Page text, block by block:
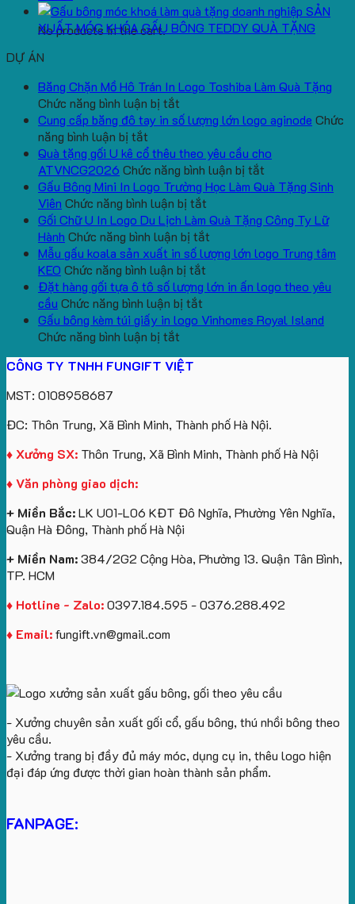
No products in the cart.
SẢN
XUẤT MÓC KHÓA GẤU BÔNG TEDDY QUÀ TẶNG
DỰ ÁN
Băng Chặn Mồ Hô Trán In Logo Toshiba Làm Quà Tặng
Chức năng bình luận bị tắt
Băng
Mồ
Hô
Trán
In
Logo
Toshiba
Làm
Quà
Tặng
Cung cấp băng đô tay in số lượng lớn logo aginode Chức
năng bình luận bị tắt
Cung
cấp
băng
đô
tay
in
số
lượng
lớn
logo
aginode
Quà tặng gối U kê cổ thêu theo yêu cầu cho
ATVNCG2026 Chức năng bình luận bị tắt
Quà
gối
kê
thêu
yêu
Gấu Bông Mini In Logo Trường Học Làm Quà Tặng Sinh
Viên Chức năng bình luận bị tắt
Gấu
Bông
Mini
Logo
Học
Gối Chữ U In Logo Du Lịch Làm Quà Tặng Công Ty Lữ
Hành Chức năng bình luận bị tắt
Gối
U
Logo
Công
Ty
Lữ
Mẫu gấu koala sản xuất in số lượng lớn logo Trung tâm
KEO Chức năng bình luận bị tắt
Mẫu
koala
lớn
logo
Trung
Đặt hàng gối tựa ô tô số lượng lớn in ấn logo theo yêu
cầu Chức năng bình luận bị tắt
Đặt
số
lượng
lớn
theo
cầu
Gấu bông kèm túi giấy in logo Vinhomes Royal Island
Chức năng bình luận bị tắt
bông
giấy
logo
CÔNG TY TNHH FUNGIFT VIỆT
MST: 0108958687
ĐC: Thôn Trung, Xã Bình Minh, Thành phố Hà Nội.
♦ Xưởng SX: Thôn Trung, Xã Bình Minh, Thành phố Hà Nội
♦ Văn phòng giao dịch:
+ Miền Bắc:LK U01-L06 KĐT Đô Nghĩa, Phường Yên Nghĩa,
Quận Hà Đông, Thành phố Hà Nội
+ Miền Nam:384/2G2 Cộng Hòa, Phường 13. Quận Tân Bình,
TP. HCM
♦ Hotline - Zalo:0397.184.595 - 0376.288.492
♦ Email:fungift.vn@gmail.com
- Xưởng chuyên sản xuất gối cổ, gấu bông, thú nhồi bông theo
yêu cầu.
- Xưởng trang bị đầy đủ máy móc, dụng cụ in, thêu logo hiện
đại đáp ứng được thời gian hoàn thành sản phẩm.
FANPAGE: